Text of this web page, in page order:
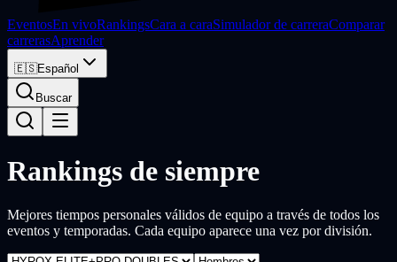
EventosEn vivoRankingsCara a caraSimulador de carreraComparar
carrerasAprender
🇪🇸Español
Buscar
Rankings de siempre
Mejores tiempos personales válidos de equipo a través de todos los
eventos y temporadas. Cada equipo aparece una vez por división.